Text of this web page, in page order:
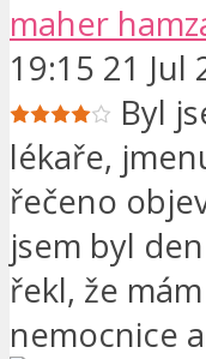
maher
19:15 21 Jul
Byl
lékaře,
řečeno
jsem byl
řekl, že
nemocnice